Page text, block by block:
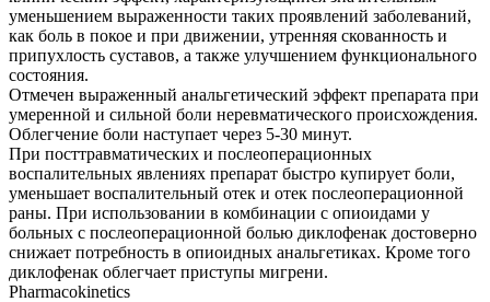
уменьшением выраженности таких проявлений заболеваний,
как боль в покое и при движении, утренняя скованность и
припухлость суставов, а также улучшением функционального
состояния.
Отмечен выраженный анальгетический эффект препарата при
умеренной и сильной боли неревматического происхождения.
Облегчение боли наступает через 5-30 минут.
При посттравматических и послеоперационных
воспалительных явлениях препарат быстро купирует боли,
уменьшает воспалительный отек и отек послеоперационной
раны. При использовании в комбинации с опиоидами у
больных с послеоперационной болью диклофенак достоверно
снижает потребность в опиоидных анальгетиках. Кроме того
диклофенак облегчает приступы мигрени.
Pharmacokinetics